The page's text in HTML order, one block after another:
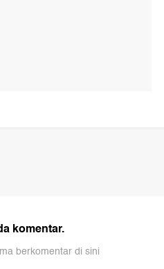
komentar.
berkomentar di sini